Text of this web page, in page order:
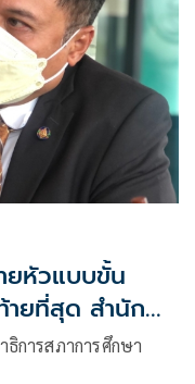
หัวแบบขั้น
ายที่สุด สำนัก
การสภาการศึกษา